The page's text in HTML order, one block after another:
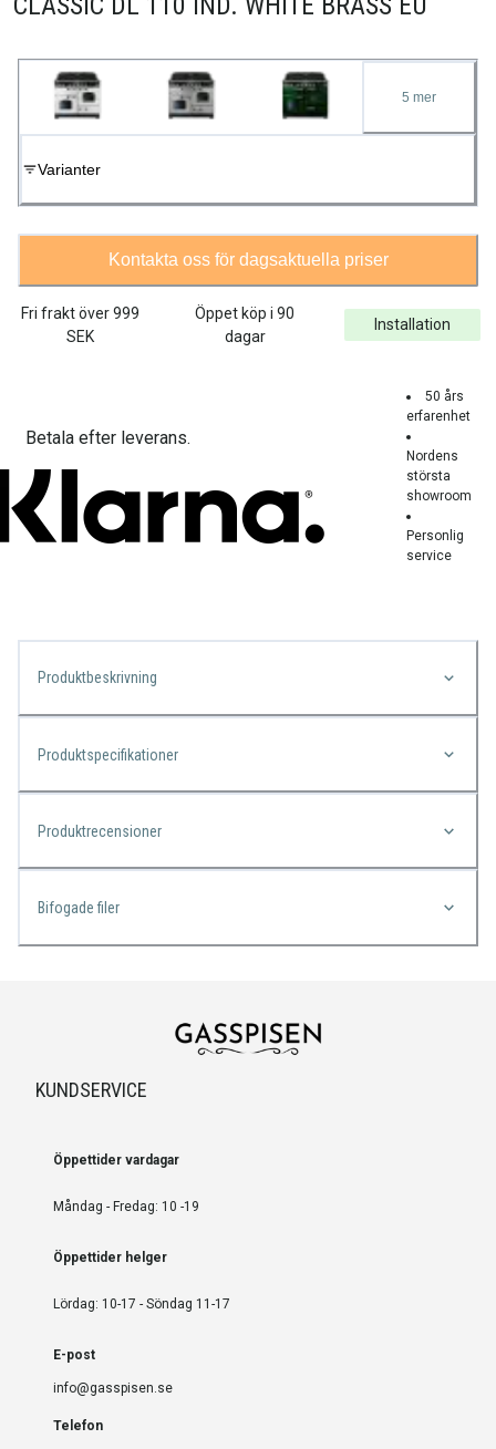
5 mer
Varianter
Kontakta oss för dagsaktuella priser
Fri frakt över999
SEK
Öppet köp i 90
dagar
Installation
Betala efter leverans.
50 års
erfarenhet
Nordens
största
showroom
Personlig
service
Produktbeskrivning
Produktspecifikationer
Produktrecensioner
Bifogade filer
KUNDSERVICE
Öppettider vardagar
Måndag - Fredag: 10 -19
Öppettider helger
Lördag: 10-17 - Söndag 11-17
E-post
info@gasspisen.se
Telefon